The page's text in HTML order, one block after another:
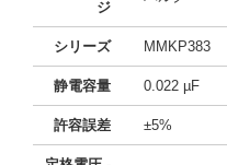
ジ
シリーズ MMKP383
静電容量 0.022 µF
許容誤差 ±5%